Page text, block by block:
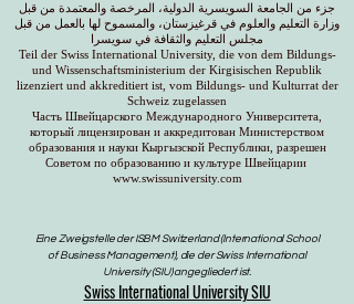
جزء من الجامعة السويسرية الدولية، المرخصة والمعتمدة من قبل
وزارة التعليم والعلوم في قرغيزستان، والمسموح لها بالعمل من قبل
مجلس التعليم والثقافة في سويسرا
Teil der Swiss International University, die von dem Bildungs-
und Wissenschaftsministerium der Kirgisischen Republik
lizenziert und akkreditiert ist, vom Bildungs- und Kulturrat der
Schweiz zugelassen
Часть Швейцарского Международного Университета,
который лицензирован и аккредитован Министерством
образования и науки Кыргызской Республики, разрешен
Советом по образованию и культуре Швейцарии
www.swissuniversity.com
Eine Zweigstelle der ISBM Switzerland (International School
of Business Management), die der Swiss International
University (SIU) angegliedert ist.
Swiss International University SIU